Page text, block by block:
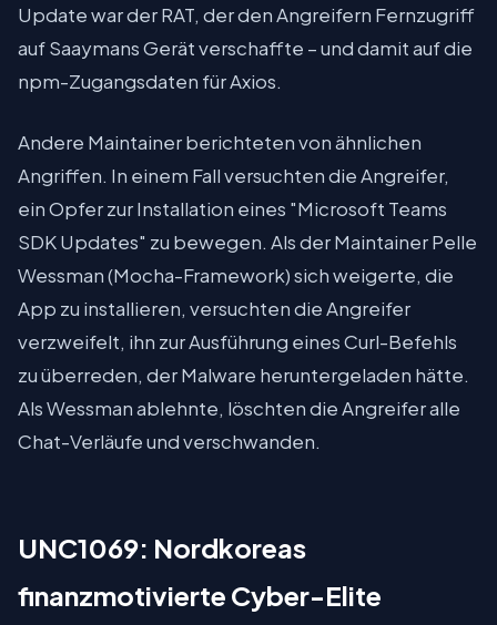
Update war der RAT, der den Angreifern Fernzugriff
auf Saaymans Gerät verschaffte – und damit auf die
npm-Zugangsdaten für Axios.
Andere Maintainer berichteten von ähnlichen
Angriffen. In einem Fall versuchten die Angreifer,
ein Opfer zur Installation eines "Microsoft Teams
SDK Updates" zu bewegen. Als der Maintainer Pelle
Wessman (Mocha-Framework) sich weigerte, die
App zu installieren, versuchten die Angreifer
verzweifelt, ihn zur Ausführung eines Curl-Befehls
zu überreden, der Malware heruntergeladen hätte.
Als Wessman ablehnte, löschten die Angreifer alle
Chat-Verläufe und verschwanden.
UNC1069: Nordkoreas
finanzmotivierte Cyber-Elite